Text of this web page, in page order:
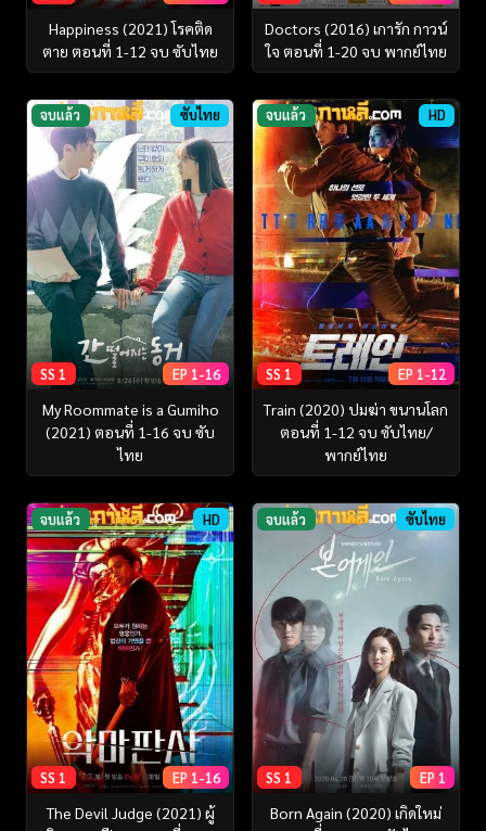
Happiness (2021) โรคติด
ตาย ตอนที่ 1-12 จบ ซับไทย
Doctors (2016) เการัก กาวน์
ใจ ตอนที่ 1-20 จบ พากย์ไทย
จบแล้ว ซับไทย
SS 1 EP 1-16
My Roommate is a Gumiho
(2021) ตอนที่ 1-16 จบ ซับ
ไทย
จบแล้ว HD
SS 1 EP 1-12
Train (2020) ปมฆ่า ขนานโลก
ตอนที่ 1-12 จบ ซับไทย/
พากย์ไทย
จบแล้ว HD
SS 1 EP 1-16
The Devil Judge (2021) ผู้
จบแล้ว ซับไทย
SS 1 EP 1
Born Again (2020) เกิดใหม่